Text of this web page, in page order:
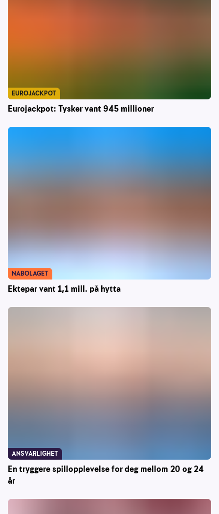
Eurojackpot: Tysker vant 945 millioner
EUROJACKPOT
Ektepar vant 1,1 mill. på hytta
NABOLAGET
En tryggere spillopplevelse for deg mellom 20 og 24
år
ANSVARLIGHET